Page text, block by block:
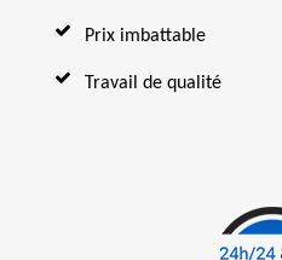
Prix imbattable
Travail de qualité